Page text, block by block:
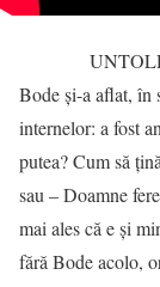
UNTOLD-ul
Bode și-a aflat, în
internelor: a fost
putea? Cum să
sau – Doamne
mai ales că e și
fără Bode acolo,